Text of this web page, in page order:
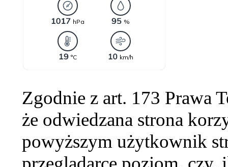
Zgodnie z art. 173 Prawa
że odwiedzana strona
powyższym użytkownik